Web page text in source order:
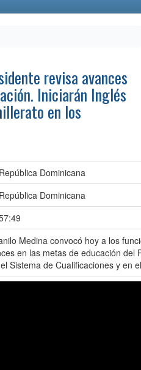
revisa avances
Iniciarán Inglés
en los
Dominicana
Dominicana
Medina convocó hoy a los
en las metas de educación del
Sistema de Cualificaciones y en